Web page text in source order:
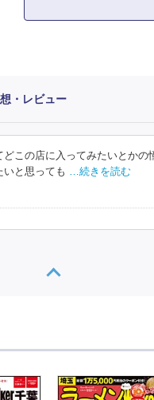
・レビュー
この店に入ってみたいとか
いと思っても
…続きを読む